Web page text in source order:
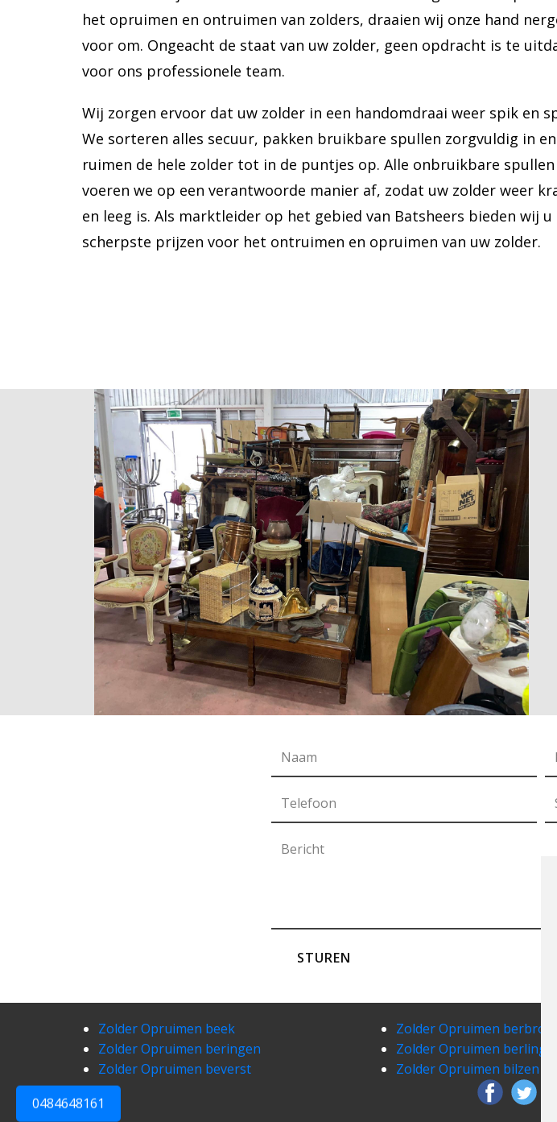
0484648161
het opruimen en ontruimen van zolders, draaien wij onze hand
voor om. Ongeacht de staat van uw zolder, geen opdracht is te
voor ons professionele team.
Wij zorgen ervoor dat uw zolder in een handomdraai weer spik en
We sorteren alles secuur, pakken bruikbare spullen zorgvuldig in en
ruimen de hele zolder tot in de puntjes op. Alle onbruikbare spullen
voeren we op een verantwoorde manier af, zodat uw zolder weer
en leeg is. Als marktleider op het gebied van Batsheers bieden wij u
scherpste prijzen voor het ontruimen en opruimen van uw zolder.
STUREN
Zolder Opruimen beek Zolder Opruimen berbroek
Zolder Opruimen beringen
Zolder Opruimen berlingen
Zolder Opruimen beverst
Zolder Opruimen bilzen